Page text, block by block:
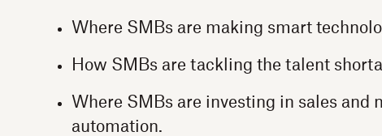
Where SMBs are making smart
How SMBs are tackling the talent
Where SMBs are investing in sales and
automation.